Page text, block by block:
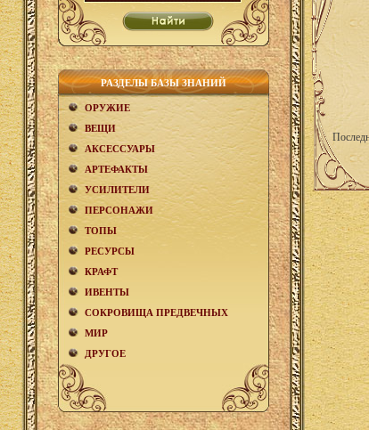
РАЗДЕЛЫ БАЗЫ ЗНАНИЙ
ОРУЖИЕ
ВЕЩИ
АКCЕСCУАРЫ
АРТЕФАКТЫ
УСИЛИТЕЛИ
ПЕРСОНАЖИ
ТОПЫ
РЕСУРСЫ
КРАФТ
ИВЕНТЫ
СОКРОВИЩА ПРЕДВЕЧНЫХ
МИР
ДРУГОЕ